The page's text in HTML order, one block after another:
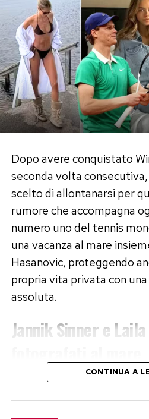
Dopo avere conquistato
seconda volta
scelto di allontanarsi per
rumore che accompagna
numero uno del tennis
una vacanza al mare
Hasanovic, proteggendo
propria vita privata con
assoluta.
Jannik Sinner e
A immortalare la coppia è
Diva e Donna, che ha
CONTINUA A